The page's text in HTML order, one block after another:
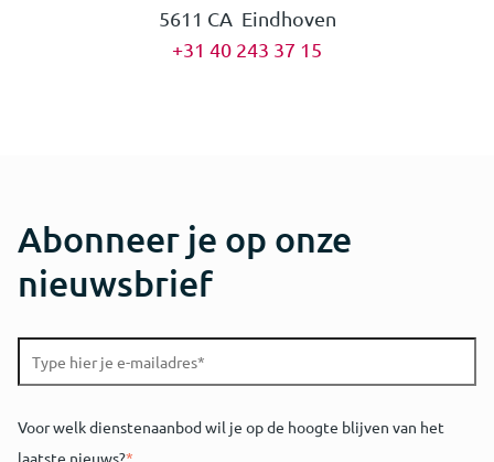
5611 CA Eindhoven
+31 40 243 37 15
Abonneer je op onze
nieuwsbrief
Voor welk dienstenaanbod wil je op de hoogte blijven van het
laatste nieuws?*